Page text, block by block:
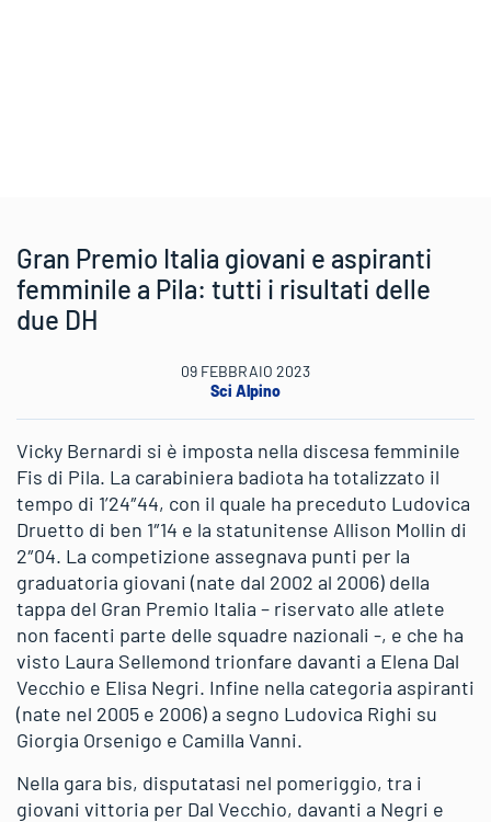
Gran Premio Italia giovani e aspiranti
femminile a Pila: tutti i risultati delle
due DH
09 FEBBRAIO 2023
Sci Alpino
Vicky Bernardi si è imposta nella discesa femminile
Fis di Pila. La carabiniera badiota ha totalizzato il
tempo di 1’24″44, con il quale ha preceduto Ludovica
Druetto di ben 1″14 e la statunitense Allison Mollin di
2″04. La competizione assegnava punti per la
graduatoria giovani (nate dal 2002 al 2006) della
tappa del Gran Premio Italia – riservato alle atlete
non facenti parte delle squadre nazionali -, e che ha
visto Laura Sellemond trionfare davanti a Elena Dal
Vecchio e Elisa Negri. Infine nella categoria aspiranti
(nate nel 2005 e 2006) a segno Ludovica Righi su
Giorgia Orsenigo e Camilla Vanni.
Nella gara bis, disputatasi nel pomeriggio, tra i
giovani vittoria per Dal Vecchio, davanti a Negri e